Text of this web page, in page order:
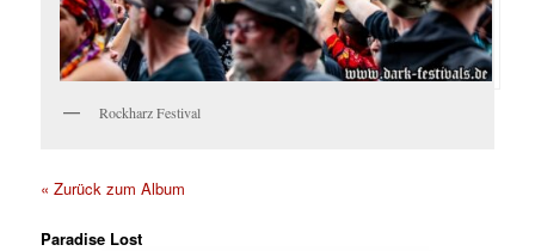
Rockharz Festival
« Zurück zum Album
Paradise Lost